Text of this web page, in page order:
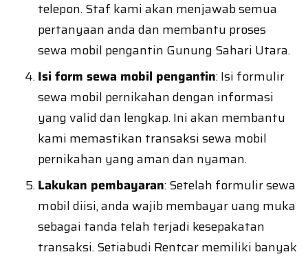
telepon. Staf kami akan menjawab semua
pertanyaan anda dan membantu proses
sewa mobil pengantin Gunung Sahari Utara.
Isi form sewa mobil pengantin: Isi formulir
sewa mobil pernikahan dengan informasi
yang valid dan lengkap. Ini akan membantu
kami memastikan transaksi sewa mobil
pernikahan yang aman dan nyaman.
Lakukan pembayaran: Setelah formulir sewa
mobil diisi, anda wajib membayar uang muka
sebagai tanda telah terjadi kesepakatan
transaksi. Setiabudi Rentcar memiliki banyak